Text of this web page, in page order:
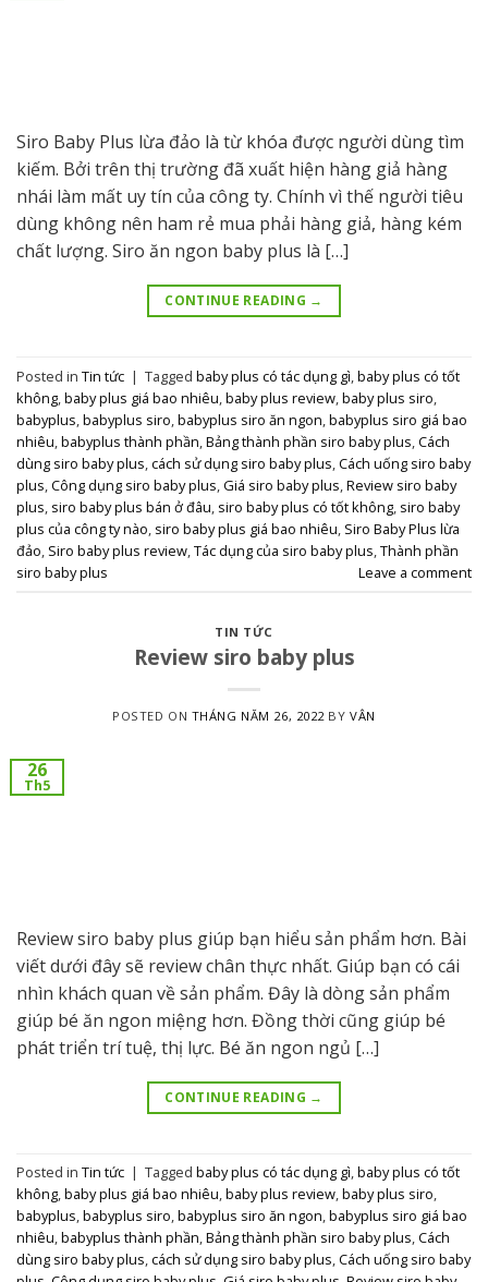
Siro Baby Plus lừa đảo là từ khóa được người dùng tìm
kiếm. Bởi trên thị trường đã xuất hiện hàng giả hàng
nhái làm mất uy tín của công ty. Chính vì thế người tiêu
dùng không nên ham rẻ mua phải hàng giả, hàng kém
chất lượng. Siro ăn ngon baby plus là […]
CONTINUE READING →
Posted in Tin tức | Tagged baby plus có tác dụng gì baby plus có tốt
không baby plus giá bao nhiêu baby plus review baby plus siro
babyplus babyplus siro babyplus siro ăn ngon babyplus siro giá bao
nhiêu babyplus thành phần Bảng thành phần siro baby plus Cách
dùng siro baby plus cách sử dụng siro baby plus Cách uống siro baby
plus Công dụng siro baby plus Giá siro baby plus Review siro baby
plus siro baby plus bán ở đâu siro baby plus có tốt không siro baby
plus của công ty nào siro baby plus giá bao nhiêu Siro Baby Plus lừa
đảo Siro baby plus review Tác dụng của siro baby plus Thành phần
siro baby plus
Leave a comment
TIN TỨC
Review siro baby plus
POSTED ON THÁNG NĂM 26, 2022 BYVÂN
26
Th5
Review siro baby plus giúp bạn hiểu sản phẩm hơn. Bài
viết dưới đây sẽ review chân thực nhất. Giúp bạn có cái
nhìn khách quan về sản phẩm. Đây là dòng sản phẩm
giúp bé ăn ngon miệng hơn. Đồng thời cũng giúp bé
phát triển trí tuệ, thị lực. Bé ăn ngon ngủ […]
CONTINUE READING →
Posted in Tin tức | Tagged baby plus có tác dụng gì,baby plus có tốt
không,baby plus giá bao nhiêu,baby plus review,baby plus siro,
babyplus,babyplus siro,babyplus siro ăn ngon,babyplus siro giá bao
nhiêu,babyplus thành phần,Bảng thành phần siro baby plus,Cách
dùng siro baby plus,cách sử dụng siro baby plus,Cách uống siro baby